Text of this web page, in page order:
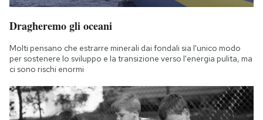
Dragheremo gli oceani
Molti pensano che estrarre minerali dai fondali sia l'unico modo
per sostenere lo sviluppo e la transizione verso l'energia pulita, ma
ci sono rischi enormi